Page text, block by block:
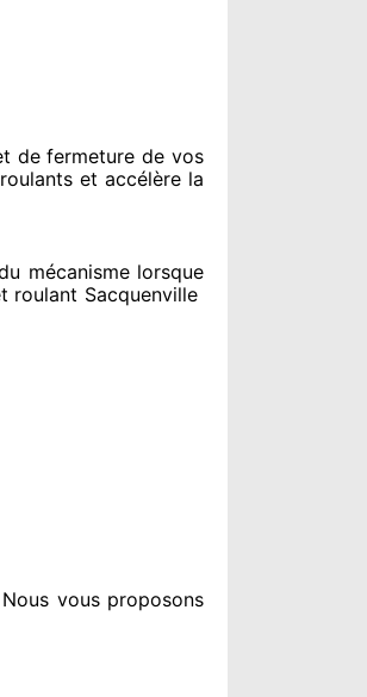
de fermeture de vos
et accélère la
mécanisme lorsque
roulant Sacquenville
vous proposons